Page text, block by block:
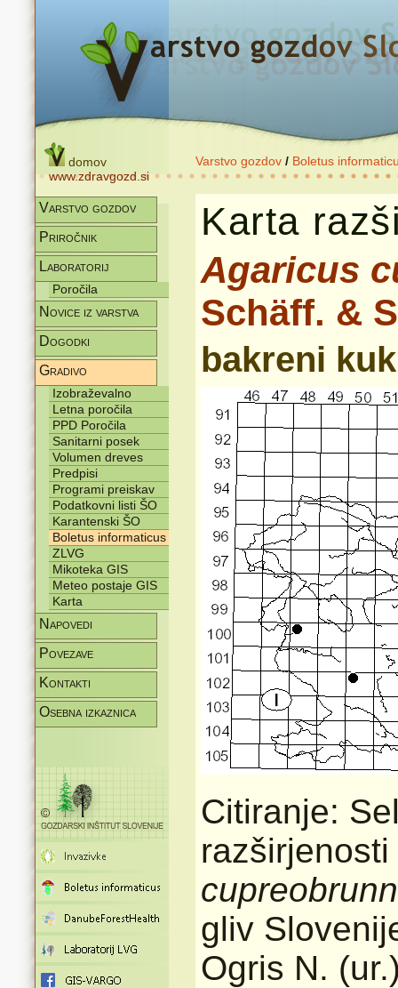
domov
www.zdravgozd.si
Varstvo gozdov / Boletus
Varstvo gozdov
Priročnik
Laboratorij
Poročila
Novice iz varstva
Dogodki
Gradivo
Izobraževalno
Letna poročila
PPD Poročila
Sanitarni posek
Volumen dreves
Predpisi
Programi preiskav
Podatkovni listi ŠO
Karantenski ŠO
Boletus informaticus
ZLVG
Mikoteka GIS
Meteo postaje GIS
Karta
Napovedi
Povezave
Kontakti
Osebna izkaznica
Karta
Agaricus
Schäff. &
bakreni
Citiranje:
gliv
Ogris N.